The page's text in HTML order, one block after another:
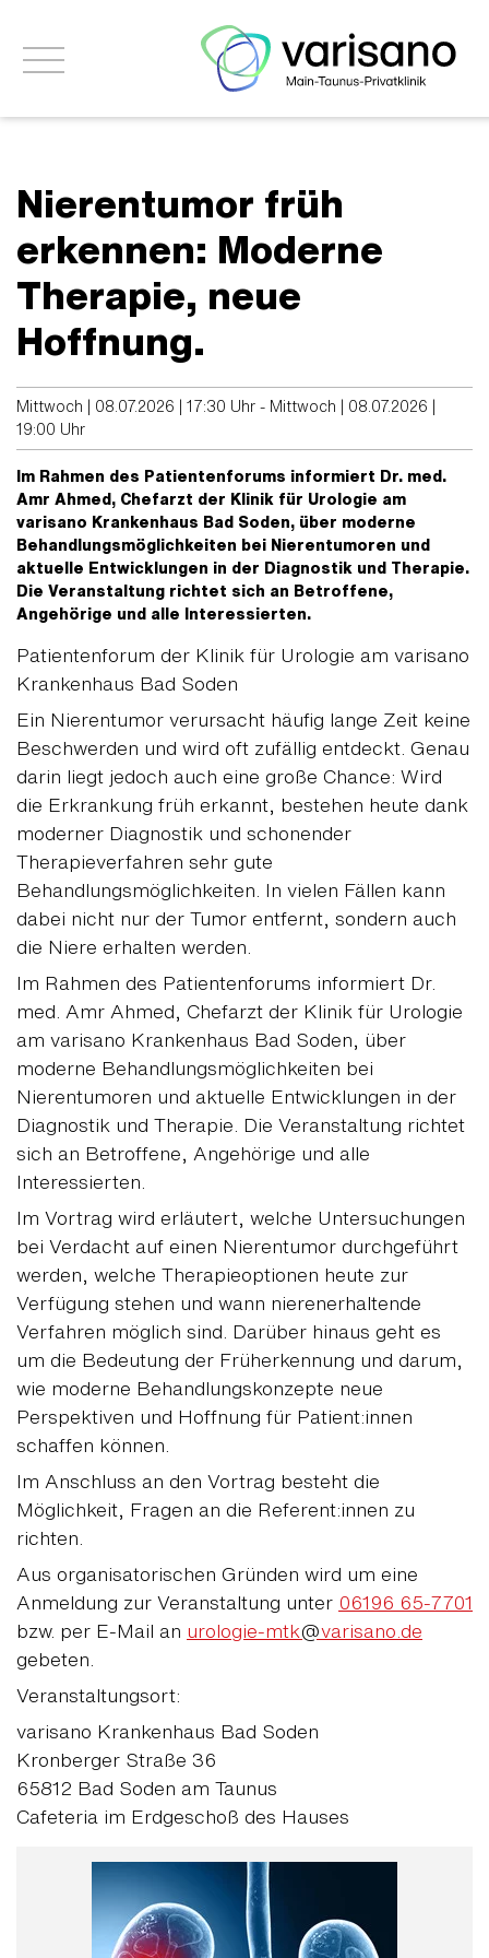
Nierentumor früh
erkennen: Moderne
Therapie, neue
Hoffnung.
Mittwoch | 08.07.2026 | 17:30 Uhr - Mittwoch | 08.07.2026 |
19:00 Uhr
Im Rahmen des Patientenforums informiert Dr. med.
Amr Ahmed, Chefarzt der Klinik für Urologie am
varisano Krankenhaus Bad Soden, über moderne
Behandlungsmöglichkeiten bei Nierentumoren und
aktuelle Entwicklungen in der Diagnostik und Therapie.
Die Veranstaltung richtet sich an Betroffene,
Angehörige und alle Interessierten.
Patientenforum der Klinik für Urologie am varisano
Krankenhaus Bad Soden
Ein Nierentumor verursacht häufig lange Zeit keine
Beschwerden und wird oft zufällig entdeckt. Genau
darin liegt jedoch auch eine große Chance: Wird
die Erkrankung früh erkannt, bestehen heute dank
moderner Diagnostik und schonender
Therapieverfahren sehr gute
Behandlungsmöglichkeiten. In vielen Fällen kann
dabei nicht nur der Tumor entfernt, sondern auch
die Niere erhalten werden.
Im Rahmen des Patientenforums informiert Dr.
med. Amr Ahmed, Chefarzt der Klinik für Urologie
am varisano Krankenhaus Bad Soden, über
moderne Behandlungsmöglichkeiten bei
Nierentumoren und aktuelle Entwicklungen in der
Diagnostik und Therapie. Die Veranstaltung richtet
sich an Betroffene, Angehörige und alle
Interessierten.
Im Vortrag wird erläutert, welche Untersuchungen
bei Verdacht auf einen Nierentumor durchgeführt
werden, welche Therapieoptionen heute zur
Verfügung stehen und wann nierenerhaltende
Verfahren möglich sind. Darüber hinaus geht es
um die Bedeutung der Früherkennung und darum,
wie moderne Behandlungskonzepte neue
Perspektiven und Hoffnung für Patient:innen
schaffen können.
Im Anschluss an den Vortrag besteht die
Möglichkeit, Fragen an die Referent:innen zu
richten.
Aus organisatorischen Gründen wird um eine
Anmeldung zur Veranstaltung unter 06196 65-7701
bzw. per E-Mail an urologie-mtk@varisano.de
gebeten.
Veranstaltungsort:
varisano Krankenhaus Bad Soden
Kronberger Straße 36
65812 Bad Soden am Taunus
Cafeteria im Erdgeschoß des Hauses